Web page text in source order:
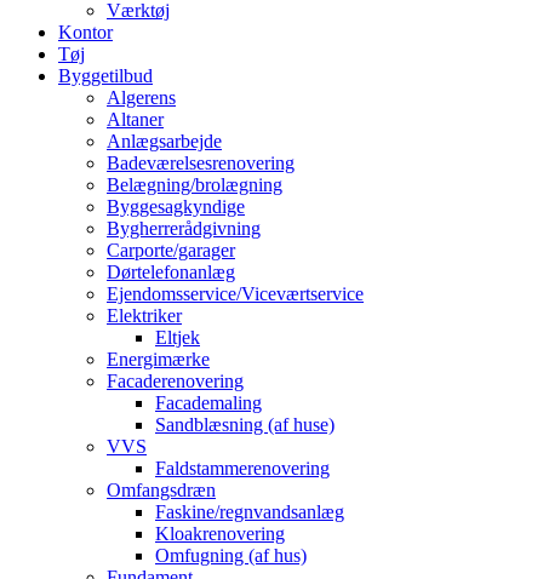
Værktøj
Kontor
Tøj
Byggetilbud
Algerens
Altaner
Anlægsarbejde
Badeværelsesrenovering
Belægning/brolægning
Byggesagkyndige
Bygherrerådgivning
Carporte/garager
Dørtelefonanlæg
Ejendomsservice/Viceværtservice
Elektriker
Eltjek
Energimærke
Facaderenovering
Facademaling
Sandblæsning (af huse)
VVS
Faldstammerenovering
Omfangsdræn
Faskine/regnvandsanlæg
Kloakrenovering
Omfugning (af hus)